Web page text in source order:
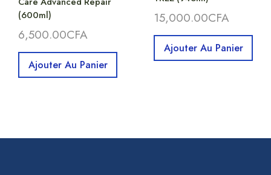
(600ml)
6,500.00CFA
Ajouter Au Panier
15,000.00CFA
Ajouter Au Panier